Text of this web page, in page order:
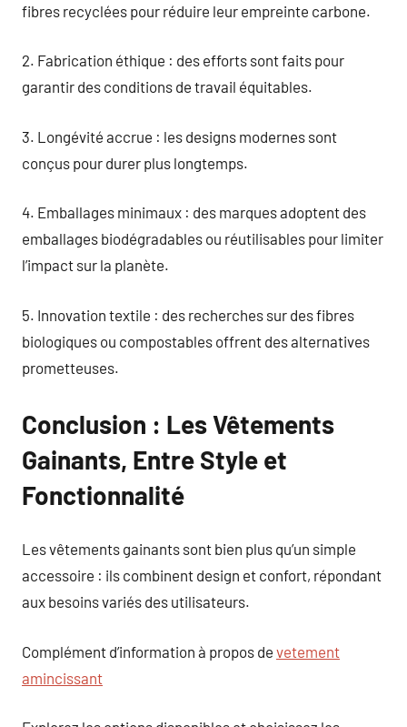
fibres recyclées pour réduire leur empreinte carbone.
2. Fabrication éthique : des efforts sont faits pour
garantir des conditions de travail équitables.
3. Longévité accrue : les designs modernes sont
conçus pour durer plus longtemps.
4. Emballages minimaux : des marques adoptent des
emballages biodégradables ou réutilisables pour limiter
l’impact sur la planète.
5. Innovation textile : des recherches sur des fibres
biologiques ou compostables offrent des alternatives
prometteuses.
Conclusion : Les Vêtements
Gainants, Entre Style et
Fonctionnalité
Les vêtements gainants sont bien plus qu’un simple
accessoire : ils combinent design et confort, répondant
aux besoins variés des utilisateurs.
Complément d’information à propos de vetement
amincissant